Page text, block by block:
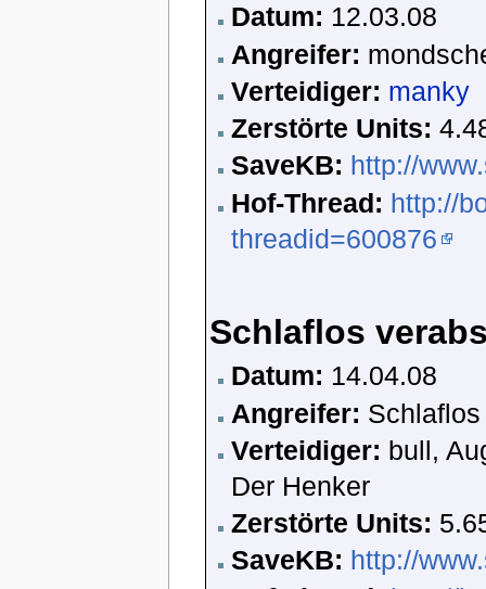
Datum: 12.03.08
Angreifer:
Verteidiger: manky
Zerstörte Units:
SaveKB: http://
Hof-Thread: http://
threadid=600876
Schlaflos
Datum: 14.04.08
Angreifer: Schlaflos
Verteidiger: bull,
Der Henker
Zerstörte Units:
SaveKB: http://